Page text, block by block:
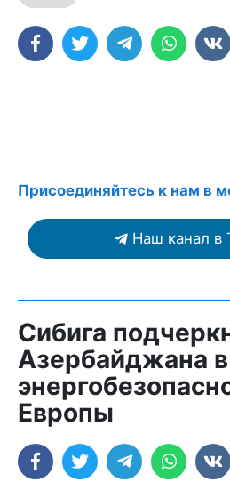
Присоединяйтесь к нам в
Наш канал в
Сибига
Азербайджана в
Европы